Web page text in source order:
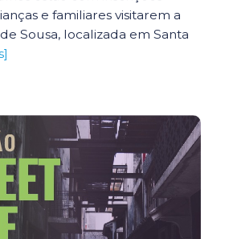
e familiares visitarem a
Sousa, localizada em Santa